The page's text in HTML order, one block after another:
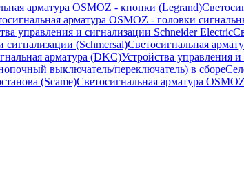
арматура OSMOZ - кнопки (Legrand)
арматура OSMOZ - головки
управления и сигнализации Schneider Electric
сигнализации (Schmersal)Светосигнальная
арматура (DKC)Устройства управления
выключатель/переключатель) в сборе
(Scame)Светосигнальная арматура